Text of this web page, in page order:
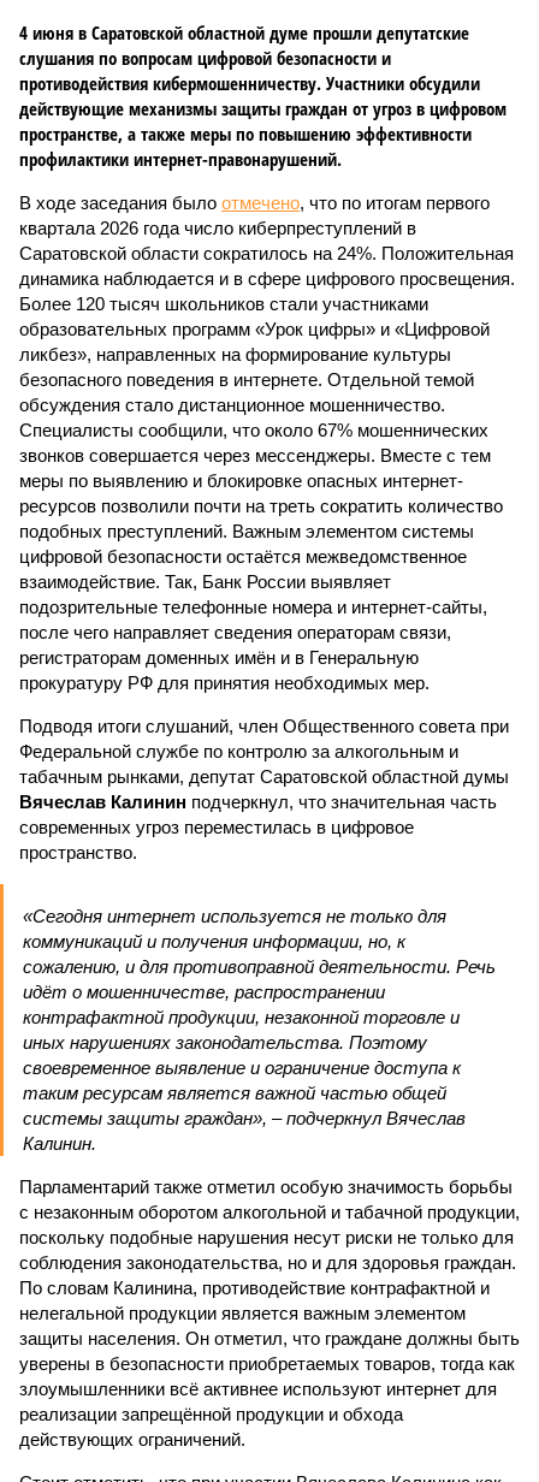
4 июня в Саратовской областной думе прошли депутатские
слушания по вопросам цифровой безопасности и
противодействия кибермошенничеству. Участники обсудили
действующие механизмы защиты граждан от угроз в цифровом
пространстве, а также меры по повышению эффективности
профилактики интернет-правонарушений.
В ходе заседания было отмечено, что по итогам первого
квартала 2026 года число киберпреступлений в
Саратовской области сократилось на 24%. Положительная
динамика наблюдается и в сфере цифрового просвещения.
Более 120 тысяч школьников стали участниками
образовательных программ «Урок цифры» и «Цифровой
ликбез», направленных на формирование культуры
безопасного поведения в интернете. Отдельной темой
обсуждения стало дистанционное мошенничество.
Специалисты сообщили, что около 67% мошеннических
звонков совершается через мессенджеры. Вместе с тем
меры по выявлению и блокировке опасных интернет-
ресурсов позволили почти на треть сократить количество
подобных преступлений. Важным элементом системы
цифровой безопасности остаётся межведомственное
взаимодействие. Так, Банк России выявляет
подозрительные телефонные номера и интернет-сайты,
после чего направляет сведения операторам связи,
регистраторам доменных имён и в Генеральную
прокуратуру РФ для принятия необходимых мер.
Подводя итоги слушаний, член Общественного совета при
Федеральной службе по контролю за алкогольным и
табачным рынками, депутат Саратовской областной думы
Вячеслав Калинин подчеркнул, что значительная часть
современных угроз переместилась в цифровое
пространство.
«Сегодня интернет используется не только для
коммуникаций и получения информации, но, к
сожалению, и для противоправной деятельности. Речь
идёт о мошенничестве, распространении
контрафактной продукции, незаконной торговле и
иных нарушениях законодательства. Поэтому
своевременное выявление и ограничение доступа к
таким ресурсам является важной частью общей
системы защиты граждан», – подчеркнул Вячеслав
Калинин.
Парламентарий также отметил особую значимость борьбы
с незаконным оборотом алкогольной и табачной продукции,
поскольку подобные нарушения несут риски не только для
соблюдения законодательства, но и для здоровья граждан.
По словам Калинина, противодействие контрафактной и
нелегальной продукции является важным элементом
защиты населения. Он отметил, что граждане должны быть
уверены в безопасности приобретаемых товаров, тогда как
злоумышленники всё активнее используют интернет для
реализации запрещённой продукции и обхода
действующих ограничений.